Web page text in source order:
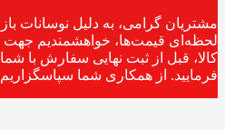
مشتریان گرامی، به دلیل نوسانات
لحظه‌ای قیمت‌ها، خواهشمندیم
کالا، قبل از ثبت نهایی سفارش با
فرمایید. از همکاری شما